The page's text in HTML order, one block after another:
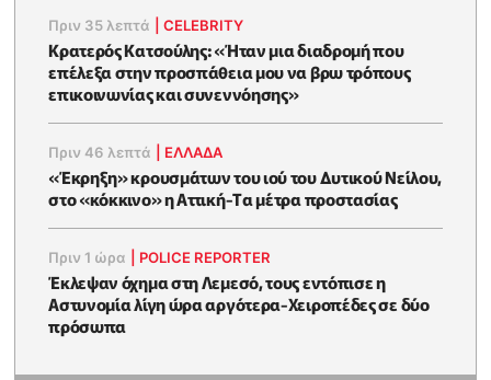
Πριν 35 λεπτά |CELEBRITY
Κρατερός Κατσούλης: «Ήταν μια διαδρομή που
επέλεξα στην προσπάθεια μου να βρω τρόπους
επικοινωνίας και συνεννόησης»
Πριν 46 λεπτά ΕΛΛΑΔΑ
«Έκρηξη» κρουσμάτων του ιού του Δυτικού Νείλου,
στο «κόκκινο» η Αττική-Tα μέτρα προστασίας
Πριν 1 ώρα POLICE REPORTER
Έκλεψαν όχημα στη Λεμεσό, τους εντόπισε η
Αστυνομία λίγη ώρα αργότερα-Χειροπέδες σε δύο
πρόσωπα